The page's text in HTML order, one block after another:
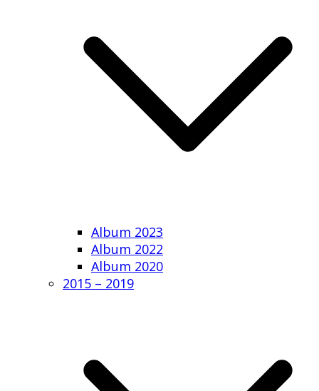
Album 2023
Album 2022
Album 2020
2015 – 2019